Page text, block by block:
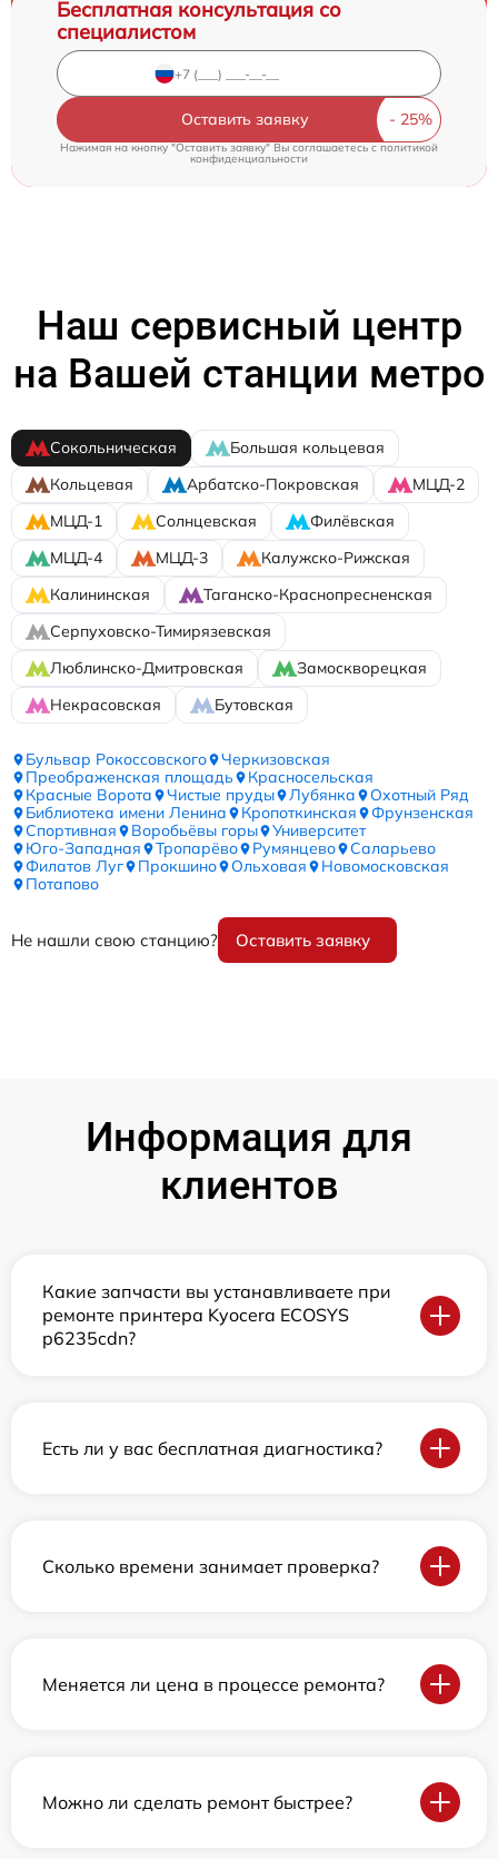
Бесплатная консультация со
специалистом
Оставить заявку
Нажимая на кнопку "Оставить заявку" Вы соглашаетесь c политикой
конфиденциальности
Наш сервисный центр
на Вашей станции метро
Сокольническая
Большая кольцевая
Кольцевая
Арбатско-Покровская
МЦД-2
МЦД-1
Солнцевская
Филёвская
МЦД-4
МЦД-3
Калужско-Рижская
Калининская
Таганско-Краснопресненская
Серпуховско-Тимирязевская
Люблинско-Дмитровская
Замоскворецкая
Некрасовская
Бутовская
Бульвар Рокоссовского
Черкизовская
Преображенская площадь
Красносельская
Красные Ворота
Чистые пруды Лубянка
Охотный Ряд
Библиотека имени Ленина
Кропоткинская
Фрунзенская
Спортивная
Воробьёвы горы
Университет
Юго-Западная
Тропарёво Румянцево
Саларьево
Филатов Луг
Прокшино Ольховая
Новомосковская
Потапово
Не нашли свою станцию? Оставить заявку
Информация для
клиентов
Какие запчасти вы устанавливаете при
ремонте принтера Kyocera ECOSYS
p6235cdn?
Есть ли у вас бесплатная диагностика?
Сколько времени занимает проверка?
Меняется ли цена в процессе ремонта?
Можно ли сделать ремонт быстрее?